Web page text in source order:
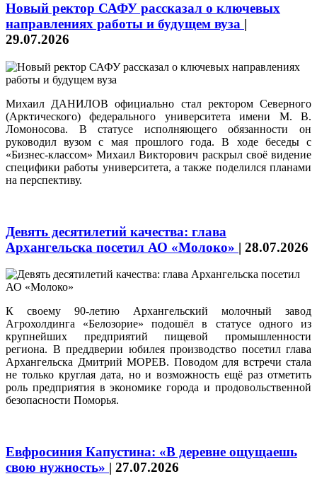
Новый ректор САФУ рассказал о ключевых
направлениях работы и будущем вуза |
29.07.2026
Михаил ДАНИЛОВ официально стал ректором Северного
(Арктического) федерального университета имени М. В.
Ломоносова. В статусе исполняющего обязанности он
руководил вузом с мая прошлого года. В ходе беседы с
«Бизнес-классом» Михаил Викторович раскрыл своё видение
специфики работы университета, а также поделился планами
на перспективу.
Девять десятилетий качества: глава
Архангельска посетил АО «Молоко» | 28.07.2026
К своему 90-летию Архангельский молочный завод
Агрохолдинга «Белозорие» подошёл в статусе одного из
крупнейших предприятий пищевой промышленности
региона. В преддверии юбилея производство посетил глава
Архангельска Дмитрий МОРЕВ. Поводом для встречи стала
не только круглая дата, но и возможность ещё раз отметить
роль предприятия в экономике города и продовольственной
безопасности Поморья.
Евфросиния Капустина: «В деревне ощущаешь
свою нужность» | 27.07.2026